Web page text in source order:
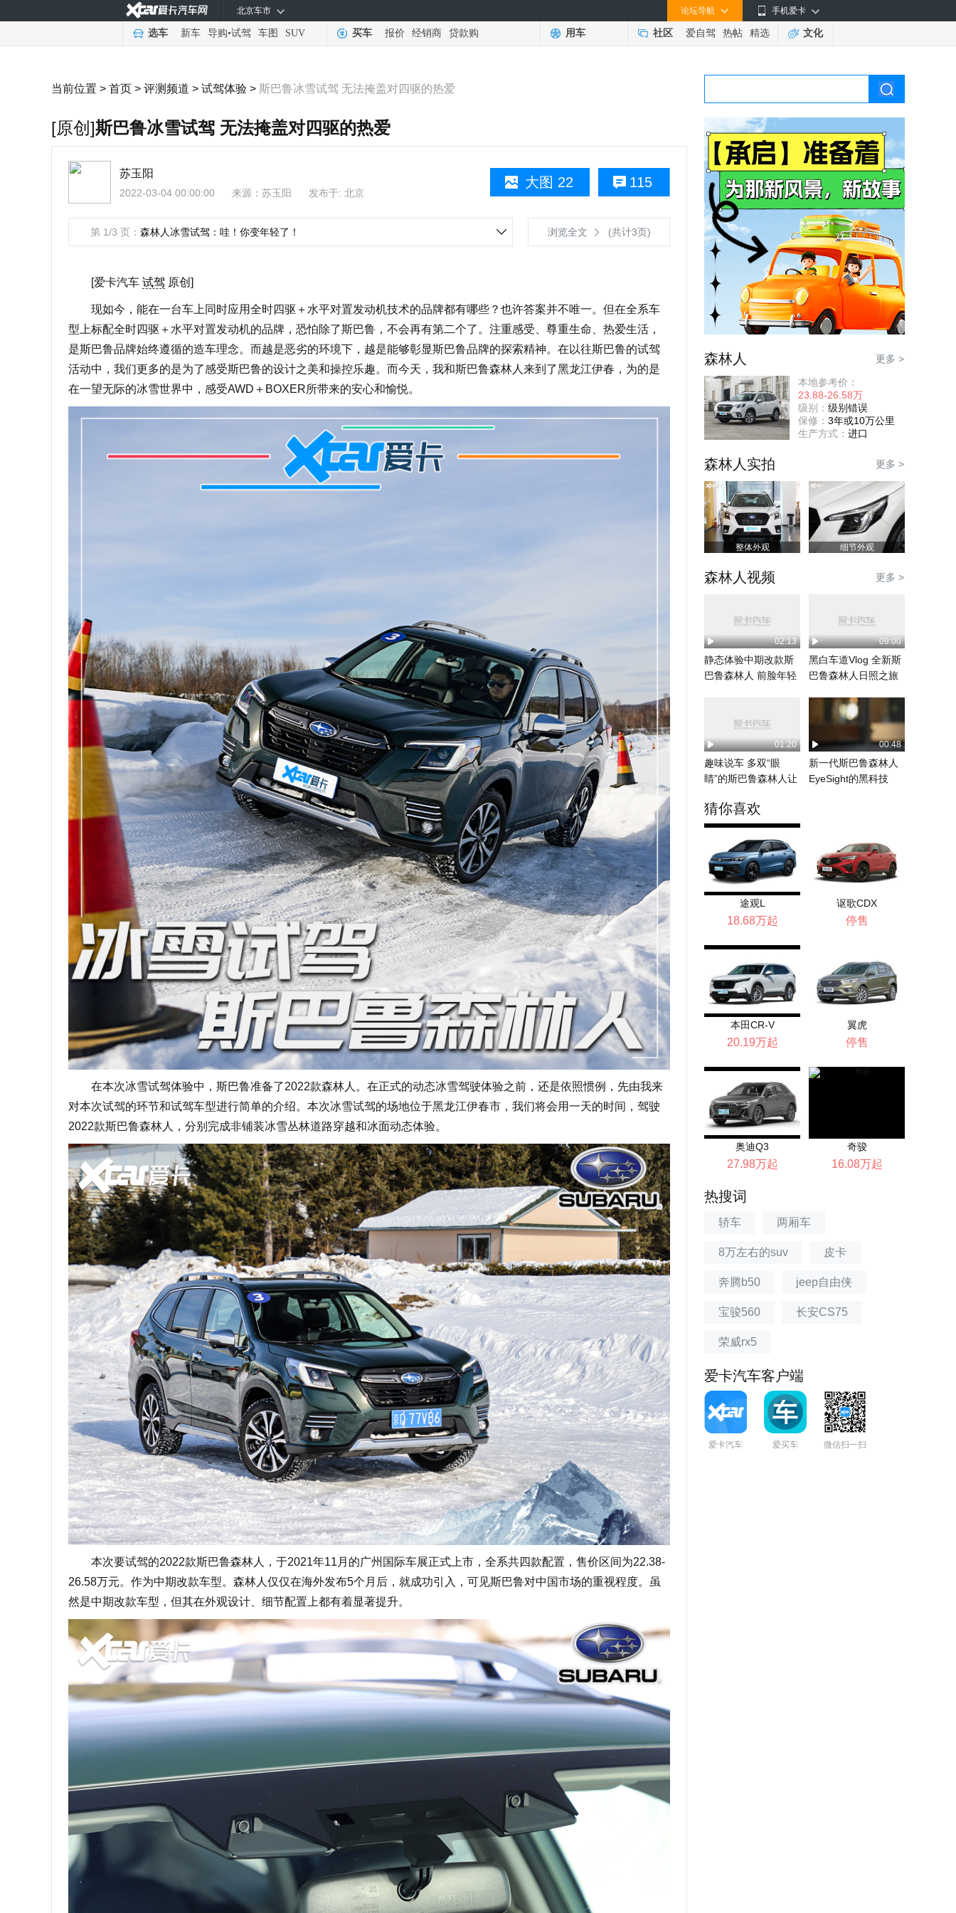
手机爱卡
论坛导航
北京车市
选车 新车 导购•试驾 车图 SUV 买车 报价 经销商 贷款购 用车 社区 爱自驾 热帖 精选 文化
当前位置 > 首页 > 评测频道 > 试驾体验 > 斯巴鲁冰雪试驾 无法掩盖对四驱的热爱
[原创]斯巴鲁冰雪试驾 无法掩盖对四驱的热爱
115
大图 22
苏玉阳
2022-03-04 00:00:00 来源： 苏玉阳 发布于: 北京
第 1/3 页： 森林人冰雪试驾：哇！你变年轻了！ 浏览全文 (共计3页)
[爱卡汽车 试驾 原创]
现如今，能在一台车上同时应用全时四驱＋水平对置发动机技术的品牌都有哪些？也许答案并不唯一。但在全系车
型上标配全时四驱＋水平对置发动机的品牌，恐怕除了斯巴鲁，不会再有第二个了。注重感受、尊重生命、热爱生活，
是斯巴鲁品牌始终遵循的造车理念。而越是恶劣的环境下，越是能够彰显斯巴鲁品牌的探索精神。在以往斯巴鲁的试驾
活动中，我们更多的是为了感受斯巴鲁的设计之美和操控乐趣。而今天，我和斯巴鲁森林人来到了黑龙江伊春，为的是
在一望无际的冰雪世界中，感受AWD＋BOXER所带来的安心和愉悦。
在本次冰雪试驾体验中，斯巴鲁准备了2022款森林人。在正式的动态冰雪驾驶体验之前，还是依照惯例，先由我来
对本次试驾的环节和试驾车型进行简单的介绍。本次冰雪试驾的场地位于黑龙江伊春市，我们将会用一天的时间，驾驶
2022款斯巴鲁森林人，分别完成非铺装冰雪丛林道路穿越和冰面动态体验。
本次要试驾的2022款斯巴鲁森林人，于2021年11月的广州国际车展正式上市，全系共四款配置，售价区间为22.38-
26.58万元。作为中期改款车型。森林人仅仅在海外发布5个月后，就成功引入，可见斯巴鲁对中国市场的重视程度。虽
然是中期改款车型，但其在外观设计、细节配置上都有着显著提升。
森林人 更多 >
本地参考价：
23.88-26.58万
级别： 级别错误
保修： 3年或10万公里
生产方式： 进口
森林人实拍 更多 >
整体外观 细节外观
森林人视频 更多 >
02:13
静态体验中期改款斯
巴鲁森林人 前脸年轻
09:00
黑白车道Vlog 全新斯
巴鲁森林人日照之旅
01:20
趣味说车 多双“眼
睛”的斯巴鲁森林人让
00:48
新一代斯巴鲁森林人
EyeSight的黑科技
猜你喜欢
途观L
18.68万起
讴歌CDX
停售
本田CR-V
20.19万起
翼虎
停售
奥迪Q3
27.98万起
奇骏
16.08万起
热搜词
轿车 两厢车
8万左右的suv 皮卡
奔腾b50 jeep自由侠
宝骏560 长安CS75
荣威rx5
爱卡汽车客户端
爱卡汽车 爱买车 微信扫一扫